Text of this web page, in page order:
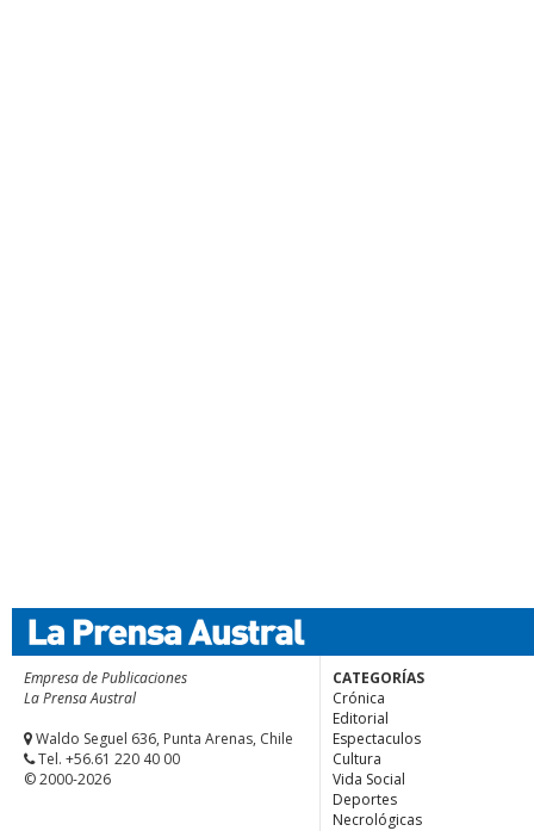
Empresa de Publicaciones
La Prensa Austral
Waldo Seguel 636, Punta Arenas, Chile
Tel. +56.61 220 40 00
© 2000-2026
CATEGORÍAS
Crónica
Editorial
Espectaculos
Cultura
Vida Social
Deportes
Necrológicas